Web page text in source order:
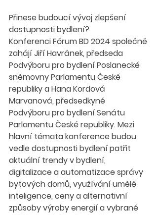
Přinese budoucí vývoj zlepšení
dostupnosti bydlení?
Konferenci Fórum BD 2024 společně
zahájí Jiří Havránek, předseda
Podvýboru pro bydlení Poslanecké
sněmovny Parlamentu České
republiky a Hana Kordová
Marvanová, předsedkyně
Podvýboru pro bydlení Senátu
Parlamentu České republiky. Mezi
hlavní témata konference budou
vedle dostupnosti bydlení patřit
aktuální trendy v bydlení,
digitalizace a automatizace správy
bytových domů, využívání umělé
inteligence, ceny a alternativní
způsoby výroby energií a vybrané